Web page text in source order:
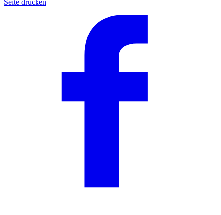
Seite drucken